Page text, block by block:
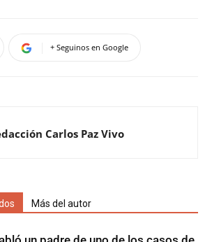
+ Seguinos en Google
Carlos Paz Vivo
Más del autor